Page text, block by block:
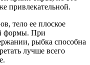
привлекательной.
тело ее плоское
формы. При
рыбка способна
лучше всего